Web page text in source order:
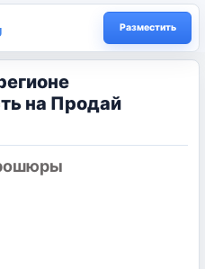
Разместить
на Продай